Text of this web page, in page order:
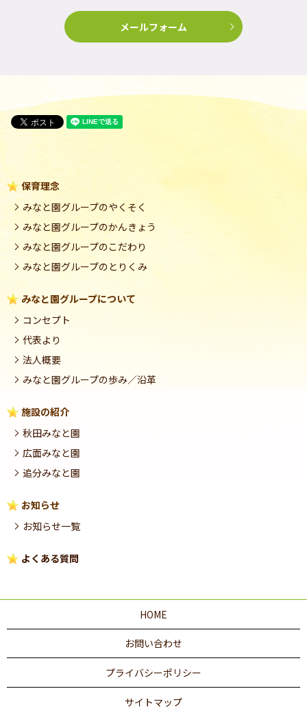
メールフォーム
保育理念
みなと園グループのやくそく
みなと園グループのかんきょう
みなと園グループのこだわり
みなと園グループのとりくみ
みなと園グループについて
コンセプト
代表より
法人概要
みなと園グループの歩み／沿革
施設の紹介
秋田みなと園
広面みなと園
追分みなと園
お知らせ
お知らせ一覧
よくある質問
HOME
お問い合わせ
プライバシーポリシー
サイトマップ